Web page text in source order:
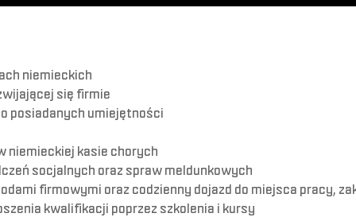
niemieckich
się firmie
posiadanych umiejętności
niemieckiej kasie chorych
socjalnych oraz spraw meldunkowych
firmowymi oraz codzienny dojazd do miejsca pracy,
kwalifikacji poprzez szkolenia i kursy